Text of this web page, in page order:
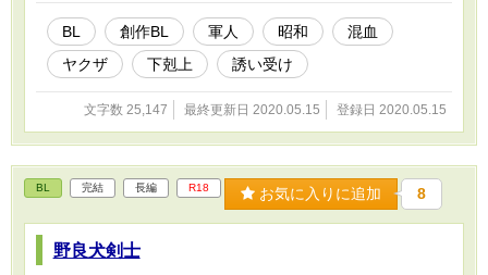
BL 創作BL 軍人 昭和
混血
ヤクザ
下剋上 誘い受け
文字数 25,147 最終更新日 2020.05.15 登録日 2020.05.15
BL 完結 長編 R18 お気に入りに追加 8
野良犬剣士